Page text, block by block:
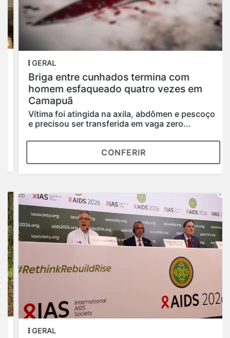
GERAL
Briga entre cunhados termina com
homem esfaqueado quatro vezes em
Camapuã
Vítima foi atingida na axila, abdômen e pescoço
e precisou ser transferida em vaga zero...
CONFERIR
GERAL